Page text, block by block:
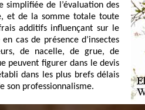
simplifiée de l’évaluation des
et de la somme totale toute
additifs influençant sur le
cas de présence d’insectes
de nacelle, de grue, de
peuvent figurer dans le devis
dans les plus brefs délais
son professionnalisme.